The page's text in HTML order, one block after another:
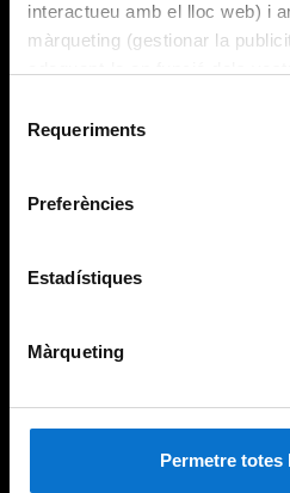
interactueu amb el lloc web) i
màrqueting (gestionar la
consultar laPolítica de
Requeriments
Preferències
Estadístiques
Màrqueting
Permetre totes